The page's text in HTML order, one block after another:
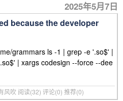
2025年5月7日
because the developer
grammars ls -1 | grep -e '.so$' |
| xargs codesign --force --dee
风吹 阅读(32) 评论(0) 推荐(0)